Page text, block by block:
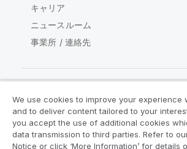
キャリア
ニュースルーム
事業所 / 連絡先
Qlik コミュニティ
法的契約 製品規約 Legal Policies
We use cookies to improve your experience
and to deliver content tailored to your
you accept the use of additional cookies
data transmission to third parties. Refer to
Notice or click ‘More Information’ for details